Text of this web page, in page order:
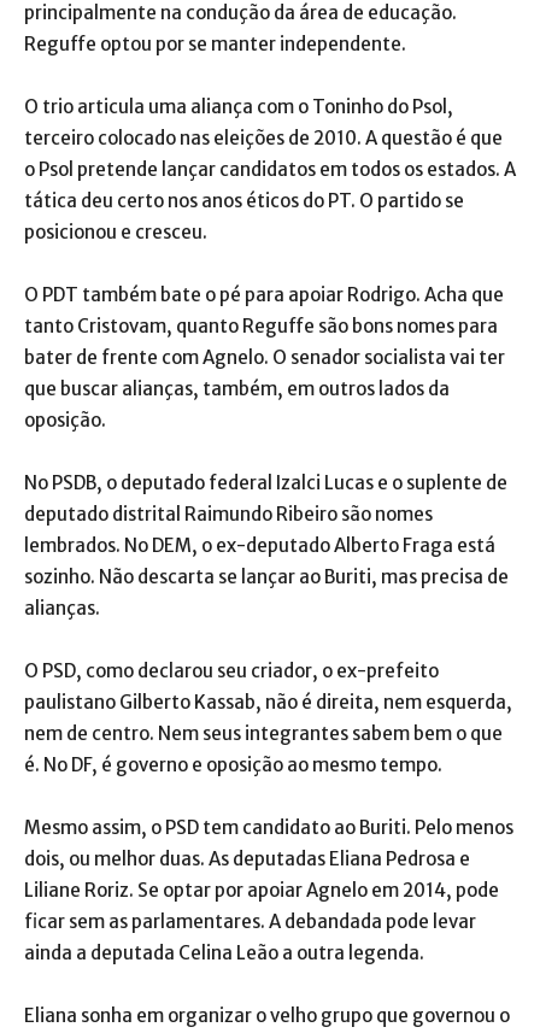
principalmente na condução da área de educação.
Reguffe optou por se manter independente.
O trio articula uma aliança com o Toninho do Psol,
terceiro colocado nas eleições de 2010. A questão é que
o Psol pretende lançar candidatos em todos os estados. A
tática deu certo nos anos éticos do PT. O partido se
posicionou e cresceu.
O PDT também bate o pé para apoiar Rodrigo. Acha que
tanto Cristovam, quanto Reguffe são bons nomes para
bater de frente com Agnelo. O senador socialista vai ter
que buscar alianças, também, em outros lados da
oposição.
No PSDB, o deputado federal Izalci Lucas e o suplente de
deputado distrital Raimundo Ribeiro são nomes
lembrados. No DEM, o ex-deputado Alberto Fraga está
sozinho. Não descarta se lançar ao Buriti, mas precisa de
alianças.
O PSD, como declarou seu criador, o ex-prefeito
paulistano Gilberto Kassab, não é direita, nem esquerda,
nem de centro. Nem seus integrantes sabem bem o que
é. No DF, é governo e oposição ao mesmo tempo.
Mesmo assim, o PSD tem candidato ao Buriti. Pelo menos
dois, ou melhor duas. As deputadas Eliana Pedrosa e
Liliane Roriz. Se optar por apoiar Agnelo em 2014, pode
ficar sem as parlamentares. A debandada pode levar
ainda a deputada Celina Leão a outra legenda.
Eliana sonha em organizar o velho grupo que governou o